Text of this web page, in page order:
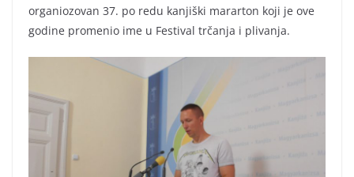
organiozovan 37. po redu kanjiški mararton koji je ove
godine promenio ime u Festival trčanja i plivanja.